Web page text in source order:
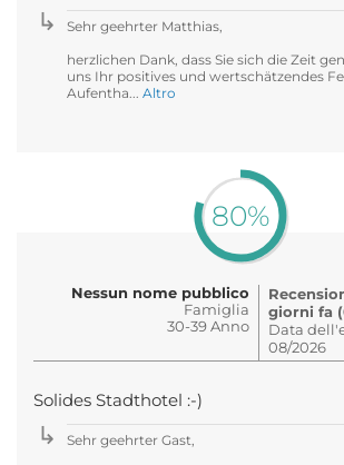
Sehr geehrter Matthias,
herzlichen Dank, dass Sie sich die Zeit
uns Ihr positives und wertschätzendes
Aufentha... Altro
80%
Nessun nome pubblico
Famiglia
30-39 Anno
giorni fa
Data
08/2026
Solides Stadthotel :-)
Sehr geehrter Gast,